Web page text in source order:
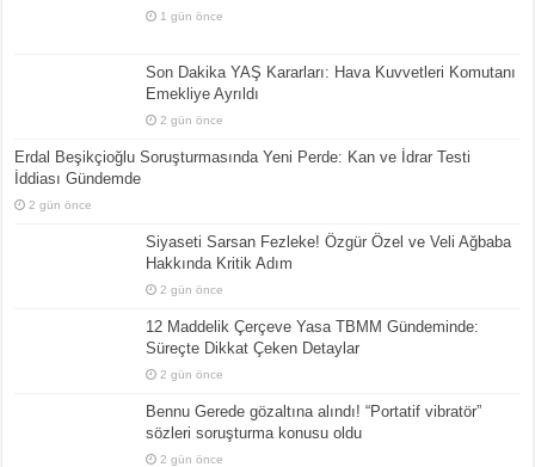
1 gün önce
Son Dakika YAŞ Kararları: Hava Kuvvetleri Komutanı
Emekliye Ayrıldı
2 gün önce
Erdal Beşikçioğlu Soruşturmasında Yeni Perde: Kan ve İdrar Testi
İddiası Gündemde
2 gün önce
Siyaseti Sarsan Fezleke! Özgür Özel ve Veli Ağbaba
Hakkında Kritik Adım
2 gün önce
12 Maddelik Çerçeve Yasa TBMM Gündeminde:
Süreçte Dikkat Çeken Detaylar
2 gün önce
Bennu Gerede gözaltına alındı! “Portatif vibratör”
sözleri soruşturma konusu oldu
2 gün önce